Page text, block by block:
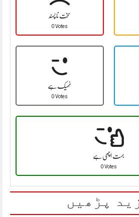
سخت نا پسند
0 Votes
ٹھیک ہے
0 Votes
بہت اچھی ہے
0 Votes
پڑھیں